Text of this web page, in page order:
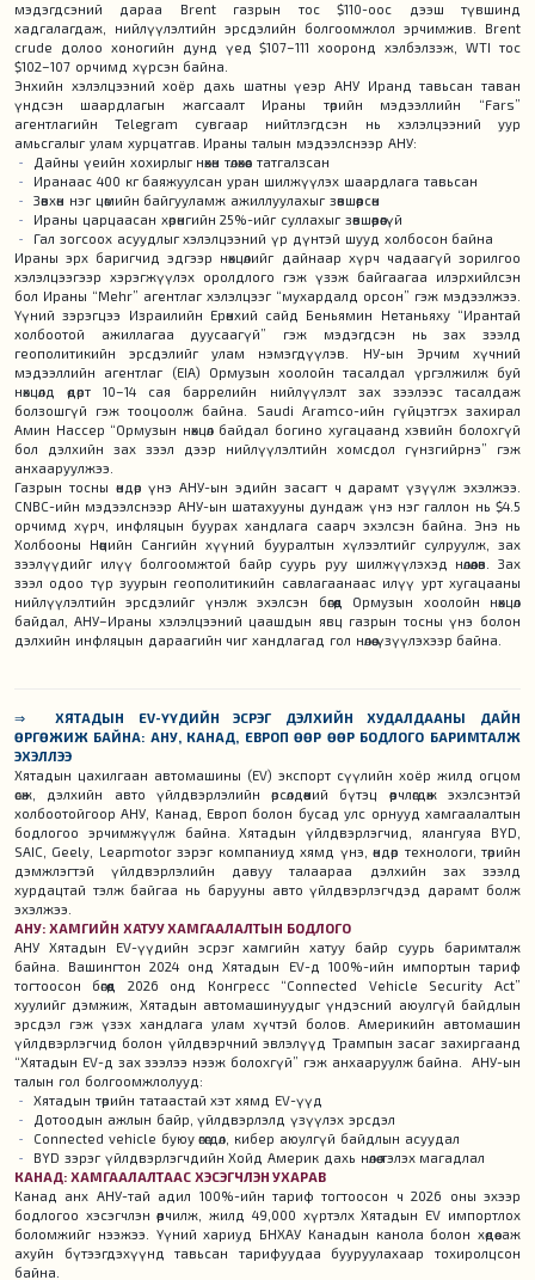
мэдэгдсэний дараа Brent газрын тос $110-оос дээш түвшинд
хадгалагдаж, нийлүүлэлтийн эрсдэлийн болгоомжлол эрчимжив. Brent
crude долоо хоногийн дунд үед $107–111 хооронд хэлбэлзэж, WTI тос
$102–107 орчимд хүрсэн байна.
Энхийн хэлэлцээний хоёр дахь шатны үеэр АНУ Иранд тавьсан таван
үндсэн шаардлагын жагсаалт Ираны төрийн мэдээллийн “Fars”
агентлагийн Telegram сувгаар нийтлэгдсэн нь хэлэлцээний уур
амьсгалыг улам хурцатгав. Ираны талын мэдээлснээр АНУ:
Дайны үеийн хохирлыг нөхөн төлөхөөс татгалзсан
Иранаас 400 кг баяжуулсан уран шилжүүлэх шаардлага тавьсан
Зөвхөн нэг цөмийн байгууламж ажиллуулахыг зөвшөөрсөн
Ираны царцаасан хөрөнгийн 25%-ийг суллахыг зөвшөөрөөгүй
Гал зогсоох асуудлыг хэлэлцээний үр дүнтэй шууд холбосон байна
Ираны эрх баригчид эдгээр нөхцөлийг дайнаар хүрч чадаагүй зорилгоо
хэлэлцээгээр хэрэгжүүлэх оролдлого гэж үзэж байгаагаа илэрхийлсэн
бол Ираны “Mehr” агентлаг хэлэлцээг “мухардалд орсон” гэж мэдээлжээ.
Үүний зэрэгцээ Израилийн Ерөнхий сайд Беньямин Нетаньяху “Ирантай
холбоотой ажиллагаа дуусаагүй” гэж мэдэгдсэн нь зах зээлд
геополитикийн эрсдэлийг улам нэмэгдүүлэв. НУ-ын Эрчим хүчний
мэдээллийн агентлаг (EIA) Ормузын хоолойн тасалдал үргэлжилж буй
нөхцөлд өдөрт 10–14 сая баррелийн нийлүүлэлт зах зээлээс тасалдаж
болзошгүй гэж тооцоолж байна. Saudi Aramco-ийн гүйцэтгэх захирал
Амин Нассер “Ормузын нөхцөл байдал богино хугацаанд хэвийн болохгүй
бол дэлхийн зах зээл дээр нийлүүлэлтийн хомсдол гүнзгийрнэ” гэж
анхааруулжээ.
Газрын тосны өндөр үнэ АНУ-ын эдийн засагт ч дарамт үзүүлж эхэлжээ.
CNBC-ийн мэдээлснээр АНУ-ын шатахууны дундаж үнэ нэг галлон нь $4.5
орчимд хүрч, инфляцын буурах хандлага саарч эхэлсэн байна. Энэ нь
Холбооны Нөөцийн Сангийн хүүний бууралтын хүлээлтийг сулруулж, зах
зээлүүдийг илүү болгоомжтой байр суурь руу шилжүүлэхэд нөлөөлөв. Зах
зээл одоо түр зуурын геополитикийн савлагаанаас илүү урт хугацааны
нийлүүлэлтийн эрсдэлийг үнэлж эхэлсэн бөгөөд Ормузын хоолойн нөхцөл
байдал, АНУ–Ираны хэлэлцээний цаашдын явц газрын тосны үнэ болон
дэлхийн инфляцын дараагийн чиг хандлагад гол нөлөө үзүүлэхээр байна.
⇒
ХЯТАДЫН EV-ҮҮДИЙН ЭСРЭГ ДЭЛХИЙН ХУДАЛДААНЫ ДАЙН
ӨРГӨЖИЖ БАЙНА: АНУ, КАНАД, ЕВРОП ӨӨР ӨӨР БОДЛОГО БАРИМТАЛЖ
ЭХЭЛЛЭЭ
Хятадын цахилгаан автомашины (EV) экспорт сүүлийн хоёр жилд огцом
өсөж, дэлхийн авто үйлдвэрлэлийн өрсөлдөөний бүтэц өөрчлөгдөж эхэлсэнтэй
холбоотойгоор АНУ, Канад, Европ болон бусад улс орнууд хамгаалалтын
бодлогоо эрчимжүүлж байна. Хятадын үйлдвэрлэгчид, ялангуяа BYD,
SAIC, Geely, Leapmotor зэрэг компаниуд хямд үнэ, өндөр технологи, төрийн
дэмжлэгтэй үйлдвэрлэлийн давуу талаараа дэлхийн зах зээлд
хурдацтай тэлж байгаа нь барууны авто үйлдвэрлэгчдэд дарамт болж
эхэлжээ.
АНУ: ХАМГИЙН ХАТУУ ХАМГААЛАЛТЫН БОДЛОГО
АНУ Хятадын EV-үүдийн эсрэг хамгийн хатуу байр суурь баримталж
байна. Вашингтон 2024 онд Хятадын EV-д 100%-ийн импортын тариф
тогтоосон бөгөөд 2026 онд Конгресс “Connected Vehicle Security Act”
хуулийг дэмжиж, Хятадын автомашинуудыг үндэсний аюулгүй байдлын
эрсдэл гэж үзэх хандлага улам хүчтэй болов. Америкийн автомашин
үйлдвэрлэгчид болон үйлдвэрчний эвлэлүүд Трампын засаг захиргаанд
“Хятадын EV-д зах зээлээ нээж болохгүй” гэж анхааруулж байна. АНУ-ын
талын гол болгоомжлолууд:
Хятадын төрийн татаастай хэт хямд EV-үүд
Дотоодын ажлын байр, үйлдвэрлэлд үзүүлэх эрсдэл
Connected vehicle буюу өгөгдөл, кибер аюулгүй байдлын асуудал
BYD зэрэг үйлдвэрлэгчдийн Хойд Америк дахь нөлөө тэлэх магадлал
КАНАД: ХАМГААЛАЛТААС ХЭСЭГЧЛЭН УХАРАВ
Канад анх АНУ-тай адил 100%-ийн тариф тогтоосон ч 2026 оны эхээр
бодлогоо хэсэгчлэн өөрчилж, жилд 49,000 хүртэлх Хятадын EV импортлох
боломжийг нээжээ. Үүний хариуд БНХАУ Канадын канола болон хөдөө аж
ахуйн бүтээгдэхүүнд тавьсан тарифуудаа бууруулахаар тохиролцсон
байна.